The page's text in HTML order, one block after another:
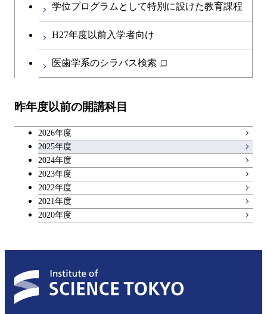
第二外国語科目
キャリア科目
学位プログラムとして特別に設けた教育課程
H27年度以前入学者向け
医歯学系のシラバス検索
昨年度以前の開講科目
2026年度
2025年度
2024年度
2023年度
2022年度
2021年度
2020年度